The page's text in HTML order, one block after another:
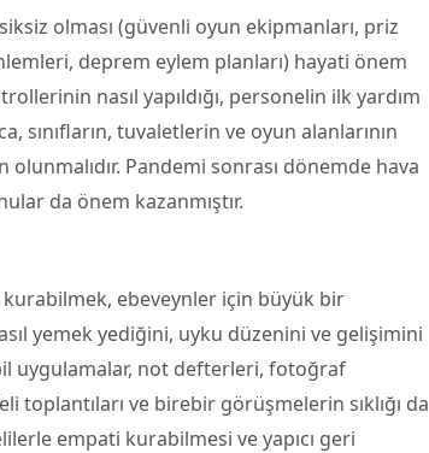
olması (güvenli oyun ekipmanları, priz
deprem eylem planları) hayati önem
nasıl yapıldığı, personelin ilk yardım
sınıfların, tuvaletlerin ve oyun alanlarının
Pandemi sonrası dönemde hava
da önem kazanmıştır.
ebeveynler için büyük bir
yemek yediğini, uyku düzenini ve gelişimini
uygulamalar, not defterleri, fotoğraf
toplantıları ve birebir görüşmelerin sıklığı da
empati kurabilmesi ve yapıcı geri